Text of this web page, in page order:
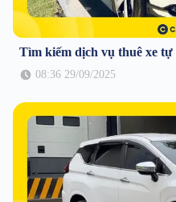
Tìm kiếm dịch vụ thuê xe
08:36 29/09/2025